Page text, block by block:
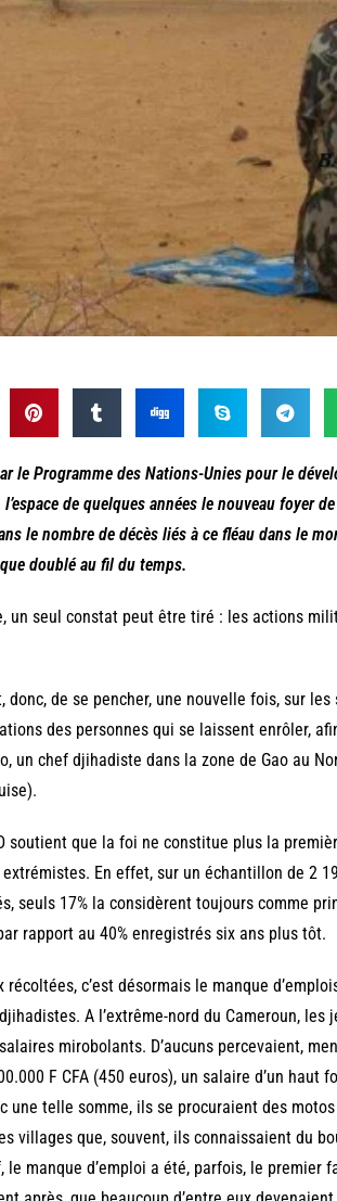
le Programme des Nations-Unies pour le
de quelques années le nouveau foyer
le nombre de décès liés à ce fléau dans le
doublé au fil du temps.
un seul constat peut être tiré : les actions
donc, de se pencher, une nouvelle fois, sur
des personnes qui se laissent enrôler,
un chef djihadiste dans la zone de Gao au
soutient que la foi ne constitue plus la
En effet, sur un échantillon de 2
seuls 17% la considèrent toujours comme
rapport au 40% enregistrés six ans plus tôt.
récoltées, c’est désormais le manque
A l’extrême-nord du Cameroun,
mirobolants. D’aucuns percevaient,
F CFA (450 euros), un salaire d’un
une telle somme, ils se procuraient des
villages que, souvent, ils connaissaient du
manque d’emploi a été, parfois, le premier